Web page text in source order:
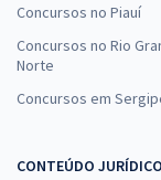
Concursos no Piauí
Concursos no Rio
Norte
Concursos em
CONTEÚDO JURÍDICO